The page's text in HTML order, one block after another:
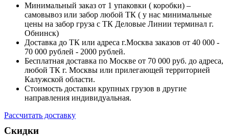
Минимальный заказ от 1 упаковки ( коробки) –
самовывоз или забор любой ТК ( у нас минимальные
цены на забор груза с ТК Деловые Линии терминал г.
Обнинск)
Доставка до ТК или адреса г.Москва заказов от 40 000 -
70 000 рублей - 2000 рублей.
Бесплатная доставка по Москве от 70 000 руб. до адреса,
любой ТК г. Москвы или прилегающей территорией
Калужской области.
Стоимость доставки крупных грузов в другие
направления индивидуальная.
Рассчитать доставку
Скидки